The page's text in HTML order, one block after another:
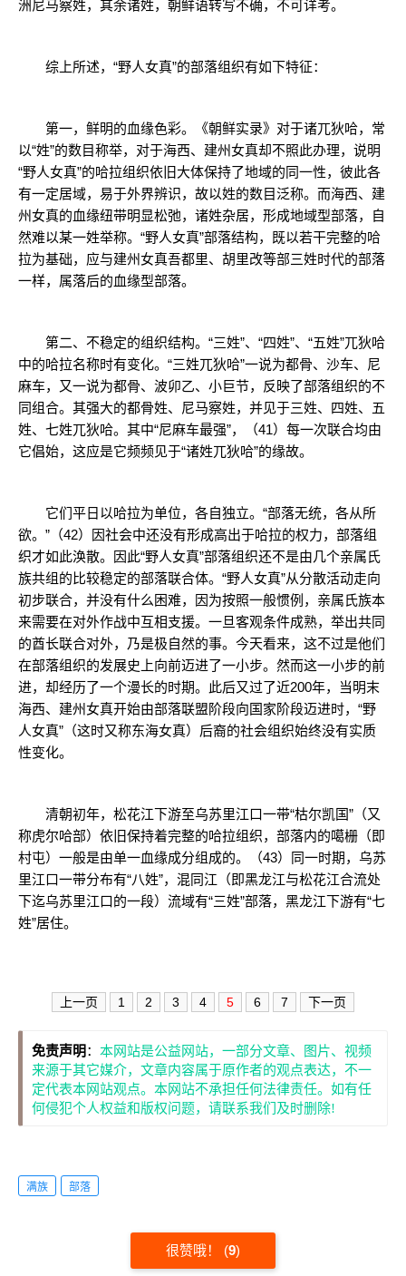
洲尼马察姓，其余诸姓，朝鲜语转写不确，不可详考。
综上所述，“野人女真”的部落组织有如下特征：
第一，鲜明的血缘色彩。《朝鲜实录》对于诸兀狄哈，常
以“姓”的数目称举，对于海西、建州女真却不照此办理，说明
“野人女真”的哈拉组织依旧大体保持了地域的同一性，彼此各
有一定居域，易于外界辨识，故以姓的数目泛称。而海西、建
州女真的血缘纽带明显松弛，诸姓杂居，形成地域型部落，自
然难以某一姓举称。“野人女真”部落结构，既以若干完整的哈
拉为基础，应与建州女真吾都里、胡里改等部三姓时代的部落
一样，属落后的血缘型部落。
第二、不稳定的组织结构。“三姓”、“四姓”、“五姓”兀狄哈
中的哈拉名称时有变化。“三姓兀狄哈”一说为都骨、沙车、尼
麻车，又一说为都骨、波卯乙、小巨节，反映了部落组织的不
同组合。其强大的都骨姓、尼马察姓，并见于三姓、四姓、五
姓、七姓兀狄哈。其中“尼麻车最强”，（41）每一次联合均由
它倡始，这应是它频频见于“诸姓兀狄哈”的缘故。
它们平日以哈拉为单位，各自独立。“部落无统，各从所
欲。”（42）因社会中还没有形成高出于哈拉的权力，部落组
织才如此涣散。因此“野人女真”部落组织还不是由几个亲属氏
族共组的比较稳定的部落联合体。“野人女真”从分散活动走向
初步联合，并没有什么困难，因为按照一般惯例，亲属氏族本
来需要在对外作战中互相支援。一旦客观条件成熟，举出共同
的酋长联合对外，乃是极自然的事。今天看来，这不过是他们
在部落组织的发展史上向前迈进了一小步。然而这一小步的前
进，却经历了一个漫长的时期。此后又过了近200年，当明末
海西、建州女真开始由部落联盟阶段向国家阶段迈进时，“野
人女真”（这时又称东海女真）后裔的社会组织始终没有实质
性变化。
清朝初年，松花江下游至乌苏里江口一带“枯尔凯国”（又
称虎尔哈部）依旧保持着完整的哈拉组织，部落内的噶栅（即
村屯）一般是由单一血缘成分组成的。（43）同一时期，乌苏
里江口一带分布有“八姓”，混同江（即黑龙江与松花江合流处
下迄乌苏里江口的一段）流域有“三姓”部落，黑龙江下游有“七
姓”居住。
上一页 1 2 3 4 5 6 7 下一页
免责声明 ： 本网站是公益网站，一部分文章、图片、视频
来源于其它媒介，文章内容属于原作者的观点表达，不一
定代表本网站观点。本网站不承担任何法律责任。如有任
何侵犯个人权益和版权问题，请联系我们及时删除!
满族 部落
很赞哦！ (9)